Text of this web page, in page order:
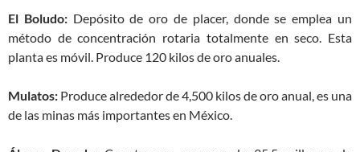
El Boludo:Depósito de oro de placer, donde se emplea un
método de concentración rotaria totalmente en seco. Esta
planta es móvil. Produce 120 kilos de oro anuales.
Mulatos: Produce alrededor de 4,500 kilos de oro anual, es una
de las minas más importantes en México.